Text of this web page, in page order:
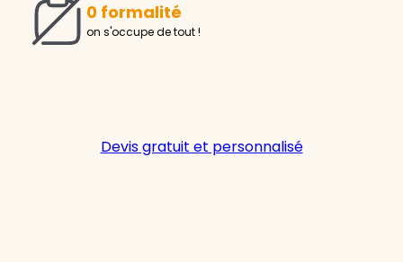
0 formalité
on s'occupe de tout !
Devis gratuit et personnalisé